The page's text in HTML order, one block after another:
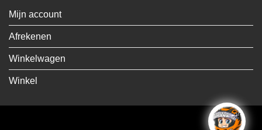
Mijn account
Afrekenen
Winkelwagen
Winkel
Bancontact